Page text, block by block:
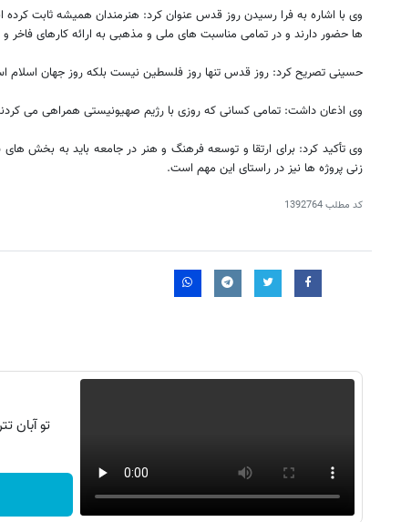
وی با اشاره به فرا رسیدن روز قدس عنوان کرد: هنرمندان همیشه ثابت
ها حضور دارند و در تمامی مناسبت های ملی و مذهبی به ارائه کارهای فاخر و
حسینی تصریح کرد: روز قدس تنها روز فلسطین نیست بلکه روز جهان اسلام
وی اذعان داشت: تمامی کسانی که روزی با رژیم صهیونیستی همراهی می
وی تأکید کرد: برای ارتقا و توسعه فرهنگ و هنر در جامعه باید به بخش
زنی پروژه ها نیز در راستای این مهم است.
کد مطلب1392764
تو آبان